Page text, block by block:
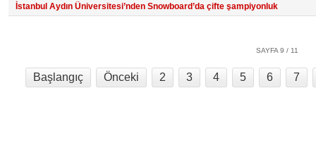
İstanbul Aydın Üniversitesi’nden Snowboard’da çifte şampiyonluk
SAYFA 9 / 11
Başlangıç Önceki 2 3 4 5 6 7